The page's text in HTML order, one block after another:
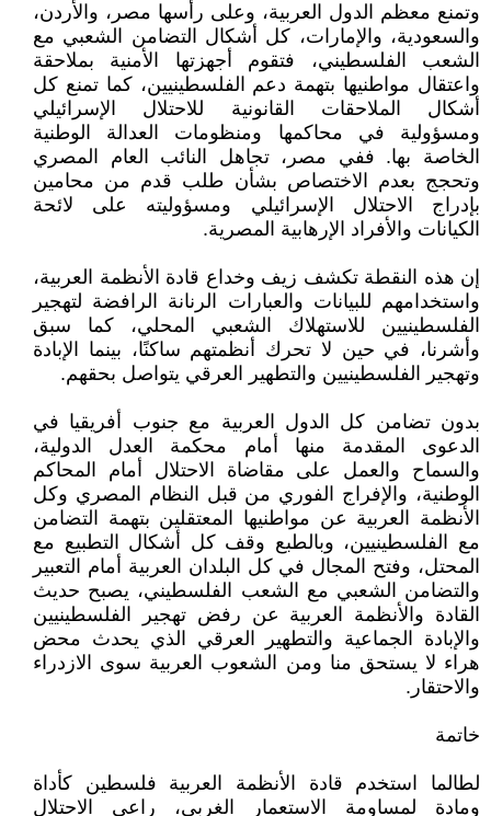
وتمنع معظم الدول العربية، وعلى رأسها مصر، والأردن،
والسعودية، والإمارات، كل أشكال التضامن الشعبي مع
الشعب الفلسطيني، فتقوم أجهزتها الأمنية بملاحقة
واعتقال مواطنيها بتهمة دعم الفلسطينيين، كما تمنع كل
أشكال الملاحقات القانونية للاحتلال الإسرائيلي
ومسؤولية في محاكمها ومنظومات العدالة الوطنية
الخاصة بها. ففي مصر، تجاهل النائب العام المصري
وتحجج بعدم الاختصاص بشأن طلب قدم من محامين
بإدراج الاحتلال الإسرائيلي ومسؤوليته على لائحة
الكيانات والأفراد الإرهابية المصرية.
إن هذه النقطة تكشف زيف وخداع قادة الأنظمة العربية،
واستخدامهم للبيانات والعبارات الرنانة الرافضة لتهجير
الفلسطينيين للاستهلاك الشعبي المحلي، كما سبق
وأشرنا، في حين لا تحرك أنظمتهم ساكنًا، بينما الإبادة
وتهجير الفلسطينيين والتطهير العرقي يتواصل بحقهم.
بدون تضامن كل الدول العربية مع جنوب أفريقيا في
الدعوى المقدمة منها أمام محكمة العدل الدولية،
والسماح والعمل على مقاضاة الاحتلال أمام المحاكم
الوطنية، والإفراج الفوري من قبل النظام المصري وكل
الأنظمة العربية عن مواطنيها المعتقلين بتهمة التضامن
مع الفلسطينيين، وبالطبع وقف كل أشكال التطبيع مع
المحتل، وفتح المجال في كل البلدان العربية أمام التعبير
والتضامن الشعبي مع الشعب الفلسطيني، يصبح حديث
القادة والأنظمة العربية عن رفض تهجير الفلسطينيين
والإبادة الجماعية والتطهير العرقي الذي يحدث محض
هراء لا يستحق منا ومن الشعوب العربية سوى الازدراء
والاحتقار.
خاتمة
لطالما استخدم قادة الأنظمة العربية فلسطين كأداة
ومادة لمساومة الاستعمار الغربي، راعي الاحتلال